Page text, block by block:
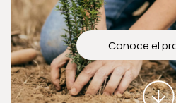
Conoce el